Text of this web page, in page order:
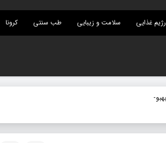
رژیم غذایی سلامت و زیبایی طب سنتی کرونا